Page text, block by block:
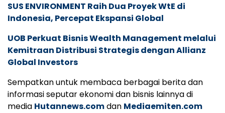
SUS ENVIRONMENT Raih Dua Proyek WtE di
Indonesia, Percepat Ekspansi Global
UOB Perkuat Bisnis Wealth Management melalui
Kemitraan Distribusi Strategis dengan Allianz
Global Investors
Sempatkan untuk membaca berbagai berita dan
informasi seputar ekonomi dan bisnis lainnya di
media Hutannews.comdan Mediaemiten.com